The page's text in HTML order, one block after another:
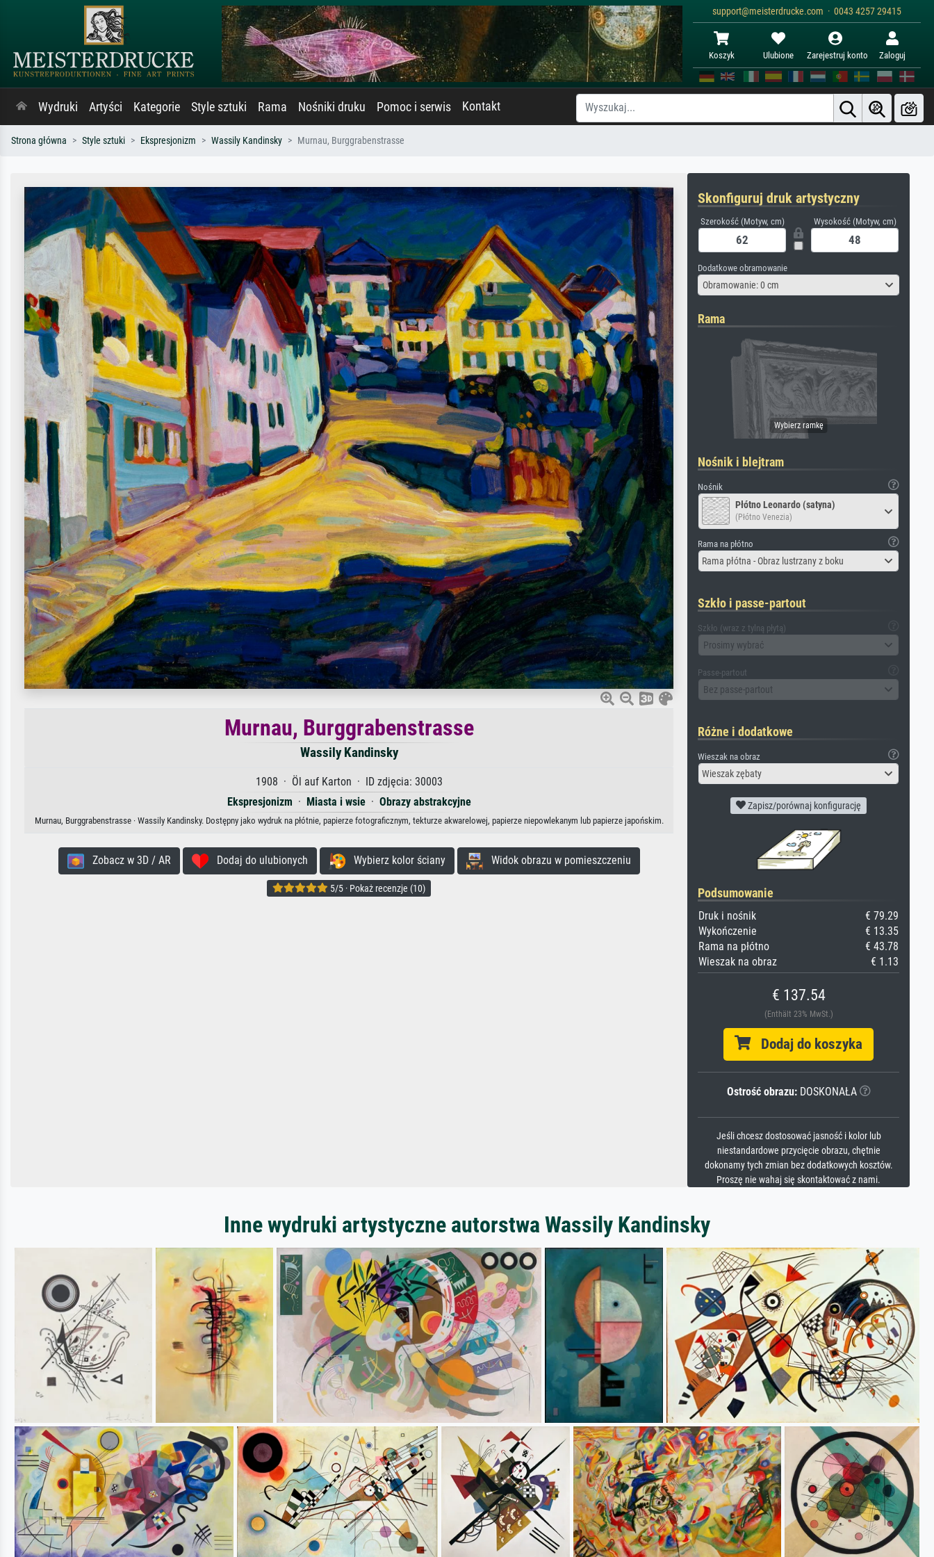
support@meisterdrucke.com · 0043 4257 29415
Koszyk Ulubione Zarejestruj konto Zaloguj
Wydruki Artyści Kategorie Style sztuki Rama Nośniki druku Pomoc i serwis Kontakt
Strona główna Style sztuki Ekspresjonizm Wassily Kandinsky Murnau, Burggrabenstrasse
Murnau, Burggrabenstrasse
Wassily Kandinsky
1908 · Öl auf Karton · ID zdjęcia: 30003
Ekspresjonizm · Miasta i wsie· Obrazy abstrakcyjne
Murnau, Burggrabenstrasse · Wassily Kandinsky. Dostępny jako wydruk na płótnie, papierze fotograficznym, tekturze akwarelowej, papierze niepowlekanym lub papierze japońskim.
Zobacz w 3D / AR Dodaj do ulubionych Wybierz kolor ściany Widok obrazu w pomieszczeniu
5/5 · Pokaż recenzje (10)
Skonfiguruj druk artystyczny
Szerokość (Motyw, cm) Wysokość (Motyw, cm)
Dodatkowe obramowanie
Obramowanie: 0 cm
Rama
Nośnik i blejtram
Nośnik
Płótno Leonardo (satyna)
(Płótno Venezia)
Rama na płótno
Rama płótna - Obraz lustrzany z boku
Szkło i passe-partout
Szkło (wraz z tylną płytą)
Prosimy wybrać
Passe-partout
Bez passe-partout
Różne i dodatkowe
Wieszak na obraz
Wieszak zębaty
Zapisz/porównaj konfigurację
Podsumowanie
Druk i nośnik
€ 79.29
Wykończenie
€ 13.35
Rama na płótno
€ 43.78
Wieszak na obraz
€ 1.13
€ 137.54
(Enthält 23% MwSt.)
Dodaj do koszyka
Ostrość obrazu:DOSKONAŁA
Jeśli chcesz dostosować jasność i kolor lub
niestandardowe przycięcie obrazu, chętnie
dokonamy tych zmian bez dodatkowych kosztów.
Proszę nie wahaj się skontaktować z nami.
Inne wydruki artystyczne autorstwa Wassily Kandinsky